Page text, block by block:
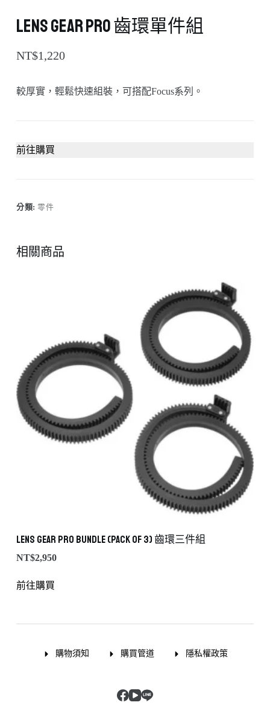
Lens Gear PRO 齒環單件組
NT$1,220
較厚實，輕鬆快速組裝，可搭配Focus系列。
前往購買
分類: 零件
相關商品
Lens Gear PRO Bundle (Pack of 3) 齒環三件組
NT$2,950
前往購買
購物須知 購買管道 隱私權政策